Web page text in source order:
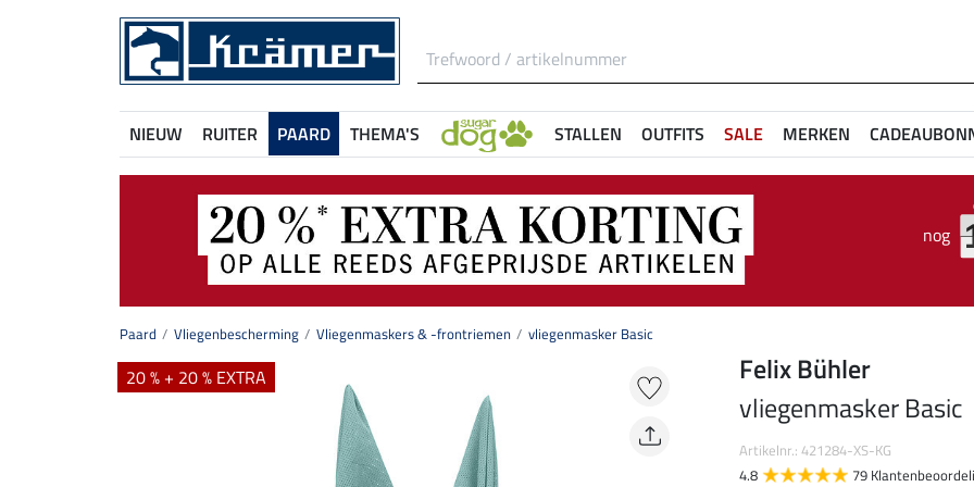
NIEUW RUITER PAARD THEMA'S STALLEN OUTFITS SALE MERKEN
nog
Paard Vliegenbescherming Vliegenmaskers & -frontriemen vliegenmasker Basic
20 % + 20 % EXTRA
Felix Bühler
vliegenmasker Basic
Artikelnr.: 421284-XS-KG
4.8
79